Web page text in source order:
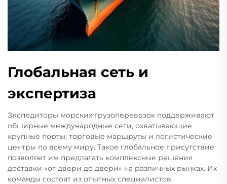
Глобальная сеть и
экспертиза
Экспедиторы морских грузоперевозок поддерживают
обширные международные сети, охватывающие
крупные порты, торговые маршруты и логистические
центры по всему миру. Такое глобальное присутствие
позволяет им предлагать комплексные решения
доставки «от двери до двери» на различных рынках. Их
команды состоят из опытных специалистов,